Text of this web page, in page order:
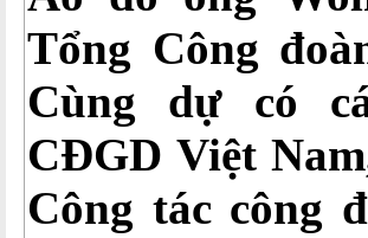
Tổng Công
Cùng dự có
CĐGD Việt
Công tác công